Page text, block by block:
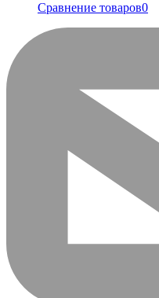
Сравнение товаров0